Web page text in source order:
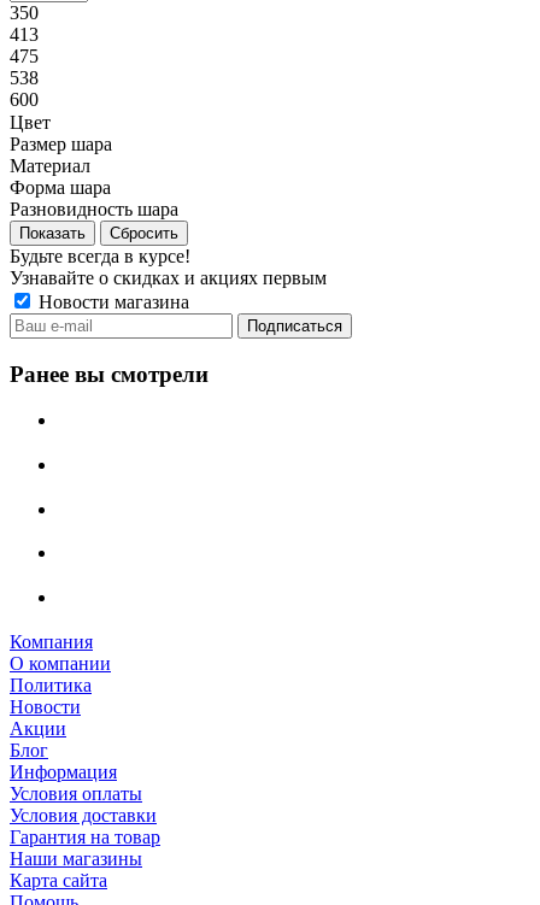
350
413
475
538
600
Цвет
Размер шара
Материал
Форма шара
Разновидность шара
Сбросить
Будьте всегда в курсе!
Узнавайте о скидках и акциях первым
Новости магазина
Ранее вы смотрели
Компания
О компании
Политика
Новости
Акции
Блог
Информация
Условия оплаты
Условия доставки
Гарантия на товар
Наши магазины
Карта сайта